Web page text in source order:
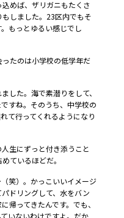
めば、ザリガニもたくさ
しました。23区内でもそ
もっとゆるい感じでし
たのは小学校の低学年だ
した。海で素潜りをして、
すね。そのうち、中学校の
て行ってくれるようになり
生にずっと付き添うこと
ているほどだ。
笑）。かっこいいイメージ
ドリングして、水をバン
帰ってきたんです。でも、